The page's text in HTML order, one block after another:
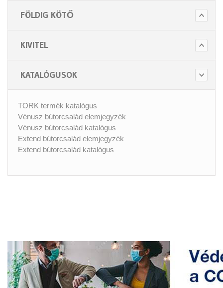
FÖLDIG KÖTŐ
KIVITEL
KATALÓGUSOK
TORK termék katalógus
Vénusz bútorcsalád elemjegyzék
Vénusz bútorcsalád katalógus
Extend bútorcsalád elemjegyzék
Extend bútorcsalád katalógus